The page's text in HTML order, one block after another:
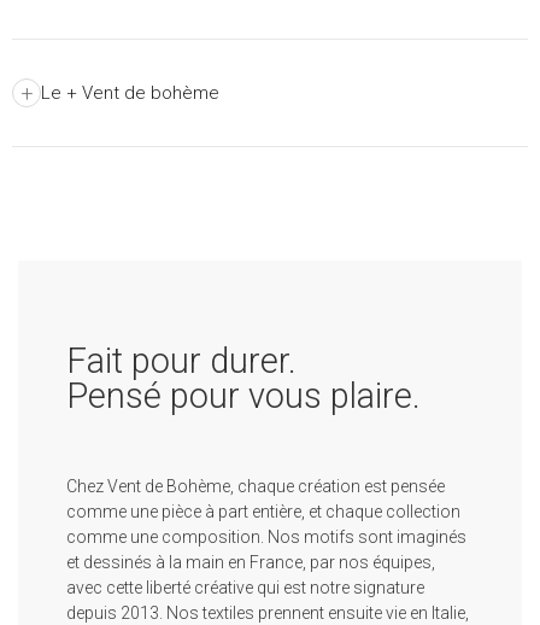
+ Le + Vent de bohème
Fait pour durer.
Pensé pour vous plaire.
Chez Vent de Bohème, chaque création est pensée
comme une pièce à part entière, et chaque collection
comme une composition. Nos motifs sont imaginés
et dessinés à la main en France, par nos équipes,
avec cette liberté créative qui est notre signature
depuis 2013. Nos textiles prennent ensuite vie en Italie,